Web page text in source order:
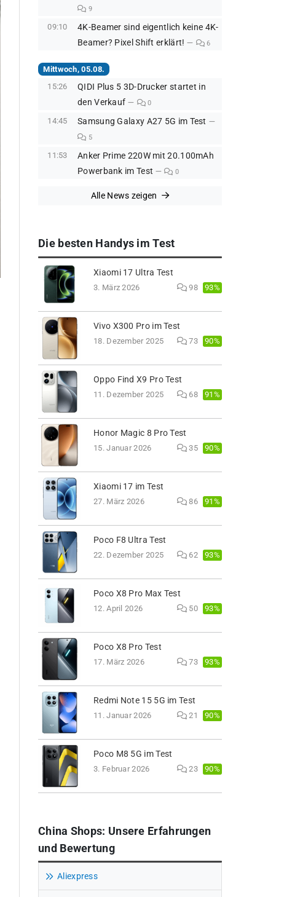
9
09:10
4K-Beamer sind eigentlich keine 4K-
Beamer? Pixel Shift erklärt!
6
Mittwoch, 05.08.
15:26
QIDI Plus 5 3D-Drucker startet in
den Verkauf
0
14:45 Samsung Galaxy A27 5G im Test
5
11:53
Anker Prime 220W mit 20.100mAh
Powerbank im Test
0
Alle News zeigen
Die besten Handys im Test
Xiaomi 17 Ultra Test
3. März 2026 98 93%
Vivo X300 Pro im Test
18. Dezember 2025 73 90%
Oppo Find X9 Pro Test
11. Dezember 2025 68 91%
Honor Magic 8 Pro Test
15. Januar 2026 35 90%
Xiaomi 17 im Test
27. März 2026 86 91%
Poco F8 Ultra Test
22. Dezember 2025 62 93%
Poco X8 Pro Max Test
12. April 2026 50 93%
Poco X8 Pro Test
17. März 2026 73 93%
Redmi Note 15 5G im Test
11. Januar 2026 21 90%
Poco M8 5G im Test
3. Februar 2026 23 90%
China Shops: Unsere Erfahrungen
und Bewertung
Aliexpress